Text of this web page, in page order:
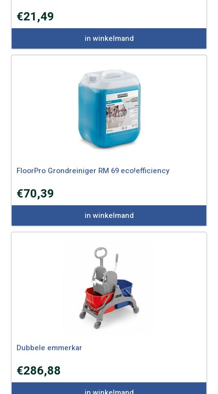
€21,49
in winkelmand
FloorPro Grondreiniger RM 69 eco!efficiency
€70,39
in winkelmand
Dubbele emmerkar
€286,88